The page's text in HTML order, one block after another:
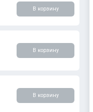
В корзину
В корзину
В корзину